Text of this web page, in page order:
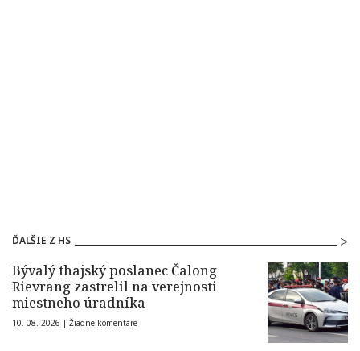
ĎALŠIE Z HS
Bývalý thajský poslanec Čalong
Rievrang zastrelil na verejnosti
miestneho úradníka
10. 08. 2026 | Žiadne komentáre